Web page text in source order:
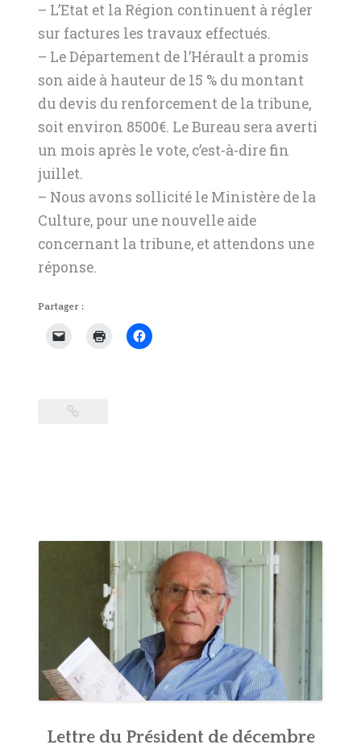
– L’Etat et la Région continuent à régler
sur factures les travaux effectués.
– Le Département de l’Hérault a promis
son aide à hauteur de 15 % du montant
du devis du renforcement de la tribune,
soit environ 8500€. Le Bureau sera averti
un mois après le vote, c’est-à-dire fin
juillet.
– Nous avons sollicité le Ministère de la
Culture, pour une nouvelle aide
concernant la tribune, et attendons une
réponse.
Partager :
Lettre du Président de décembre